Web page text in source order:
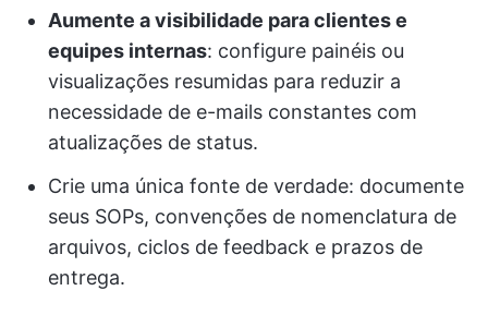
Aumente a visibilidade para clientes e
equipes internas: configure painéis ou
visualizações resumidas para reduzir a
necessidade de e-mails constantes com
atualizações de status.
Crie uma única fonte de verdade: documente
seus SOPs, convenções de nomenclatura de
arquivos, ciclos de feedback e prazos de
entrega.